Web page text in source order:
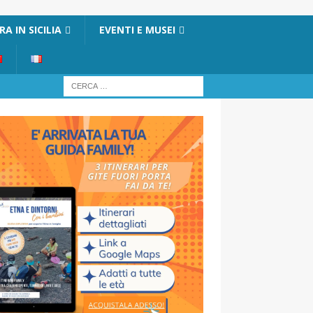
IN SICILIA EVENTI E MUSEI